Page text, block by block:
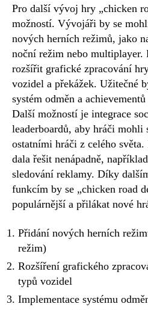
Pro další vývoj hry „chicken
možností. Vývojáři by se
nových herních režimů, jako
noční režim nebo multiplayer.
rozšířit grafické zpracování
vozidel a překážek. Užitečné
systém odměn a
Další možností je integrace
leaderboardů, aby hráči mohli
ostatními hráči z celého
dala řešit nenápadně,
sledování reklamy. Díky
funkcím by se „chicken road
populárnější a přilákat nové
Přidání nových herních
režim)
Rozšíření grafického
typů vozidel
Implementace systému